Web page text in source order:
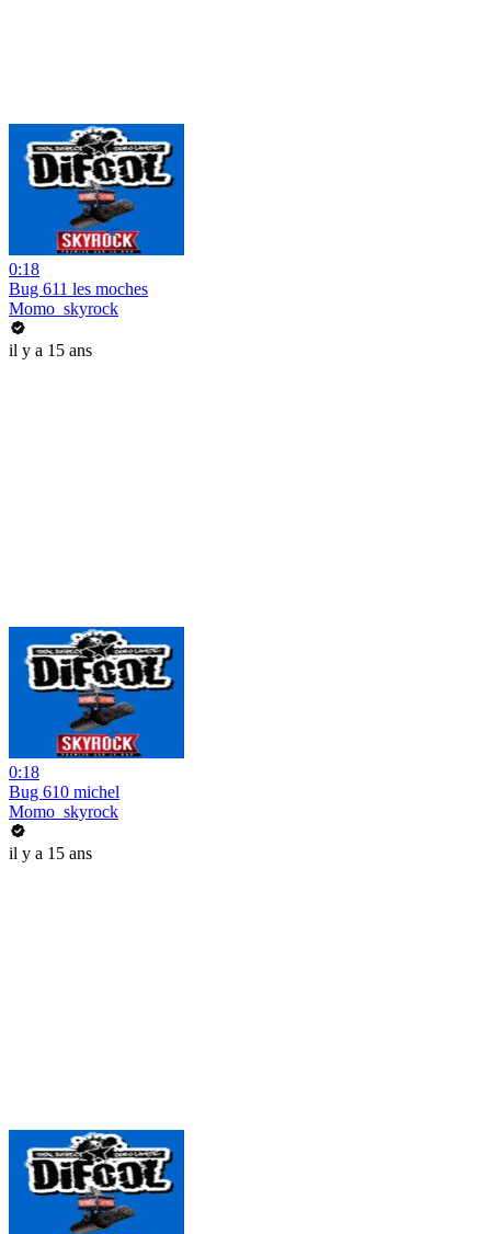
0:18
Bug 611 les moches
Momo_skyrock
il y a 15 ans
0:18
Bug 610 michel
Momo_skyrock
il y a 15 ans